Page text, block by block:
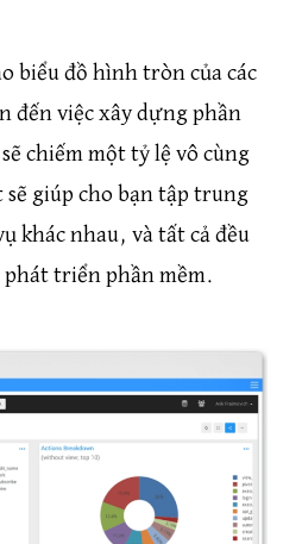
biểu đồ hình tròn của các
đến việc xây dựng phần
chiếm một tỷ lệ vô cùng
giúp cho bạn tập trung
khác nhau, và tất cả đều
phát triển phần mềm.